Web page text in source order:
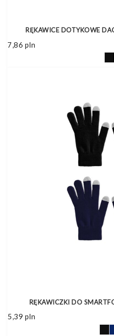
RĘKAWICE DOTYKOWE
7,86 pln
RĘKAWICZKI DO
5,39 pln